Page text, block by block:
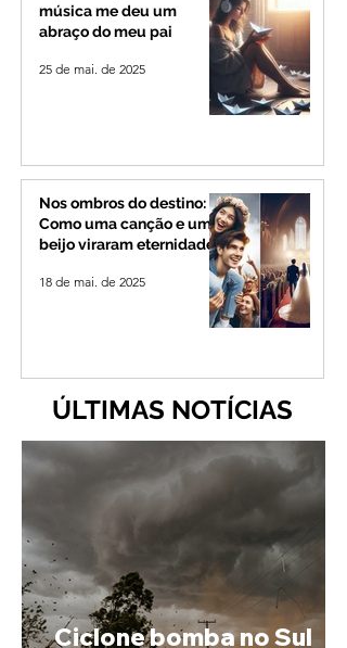
música me deu um
abraço do meu pai
25 de mai. de 2025
Nos ombros do destino:
Como uma canção e um
beijo viraram eternidade
18 de mai. de 2025
ÚLTIMAS NOTÍCIAS
Ciclone bomba no Sul